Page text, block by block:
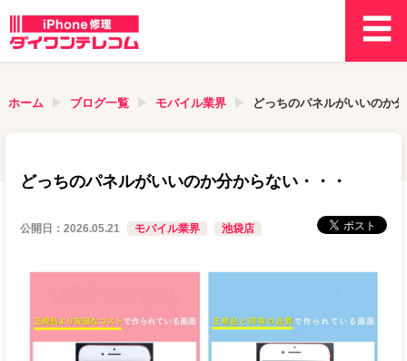
ホーム ブログ一覧 モバイル業界 どっちのパネルがいいのか
どっちのパネルがいいのか分からない・・・
公開日：2026.05.21 モバイル業界 池袋店